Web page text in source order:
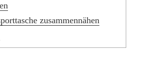
zusammennähen